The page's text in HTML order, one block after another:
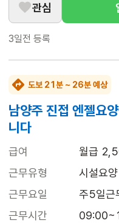
관심
3일전 등록
도보 21분 ~ 26분 예상
남양주 진접 엔젤요
니다
급여
월급
근무유형
시설요양
근무요일
주5일근
근무시간